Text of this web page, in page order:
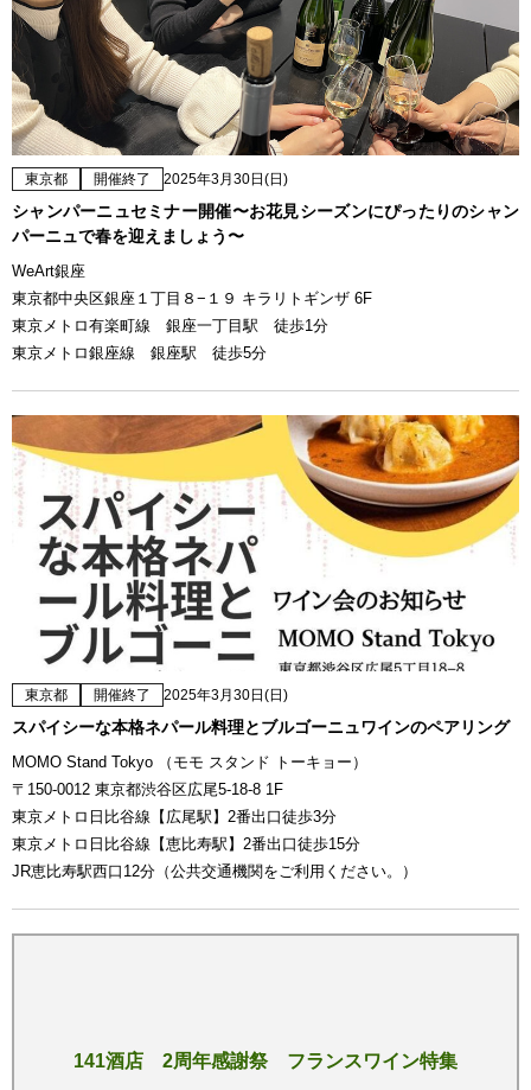
東京都 開催終了 2025年3月30日(日)
シャンパーニュセミナー開催〜お花見シーズンにぴったりのシャン
パーニュで春を迎えましょう〜
WeArt銀座
東京都中央区銀座１丁目８−１９ キラリトギンザ 6F
東京メトロ有楽町線 銀座一丁目駅 徒歩1分
東京メトロ銀座線 銀座駅 徒歩5分
東京都 開催終了 2025年3月30日(日)
スパイシーな本格ネパール料理とブルゴーニュワインのペアリング
MOMO Stand Tokyo （モモ スタンド トーキョー）
〒150-0012 東京都渋谷区広尾5-18-8 1F
東京メトロ日比谷線【広尾駅】2番出口徒歩3分
東京メトロ日比谷線【恵比寿駅】2番出口徒歩15分
JR恵比寿駅西口12分（公共交通機関をご利用ください。）
141酒店 2周年感謝祭 フランスワイン特集